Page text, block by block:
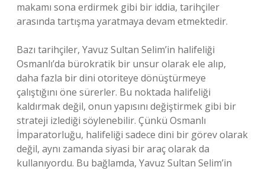
makamı sona erdirmek gibi bir iddia, tarihçiler
arasında tartışma yaratmaya devam etmektedir.
Bazı tarihçiler, Yavuz Sultan Selim’in halifeliği
Osmanlı’da bürokratik bir unsur olarak ele alıp,
daha fazla bir dini otoriteye dönüştürmeye
çalıştığını öne sürerler. Bu noktada halifeliği
kaldırmak değil, onun yapısını değiştirmek gibi bir
strateji izlediği söylenebilir. Çünkü Osmanlı
İmparatorluğu, halifeliği sadece dini bir görev olarak
değil, aynı zamanda siyasi bir araç olarak da
kullanıyordu. Bu bağlamda, Yavuz Sultan Selim’in